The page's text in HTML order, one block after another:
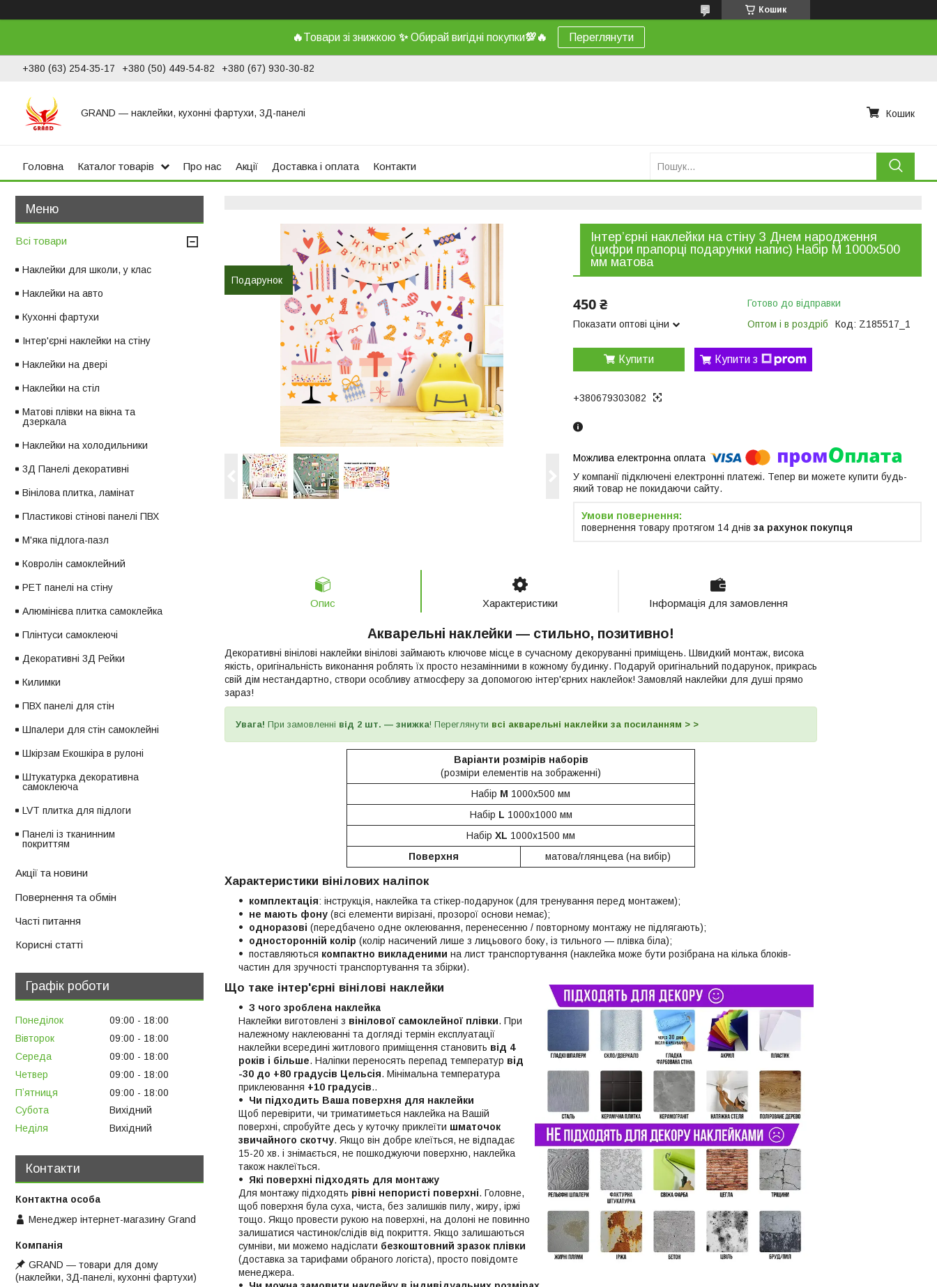
Кошик
🔥Товари зі знижкою ✨Обирай вигідні покупки💯🔥 Переглянути
+380 (63) 254-35-17 +380 (50) 449-54-82 +380 (67) 930-30-82
GRAND ― наклейки, кухонні фартухи, 3Д-панелі Кошик
Головна Каталог товарів Про нас Акції Доставка і оплата Контакти
Подарунок
Інтер’єрні наклейки на стіну З Днем народження
(цифри прапорці подарунки напис) Набір М 1000х500
мм матова
450 ₴
Показати оптові ціни
Готово до відправки
Оптом і в роздріб
Код: Z185517_1
Купити Купити з
+380679303082
У компанії підключені електронні платежі. Тепер ви можете купити будь-
який товар не покидаючи сайту.
повернення товару протягом 14 днів за рахунок покупця
Опис Характеристики Інформація для замовлення
Акварельні наклейки — стильно, позитивно!
Декоративні вінілові наклейки вінілові займають ключове місце в сучасному декоруванні приміщень. Швидкий монтаж, висока
якість, оригінальність виконання роблять їх просто незамінними в кожному будинку. Подаруй оригінальний подарунок, прикрась
свій дім нестандартно, створи особливу атмосферу за допомогою інтер'єрних наклейок! Замовляй наклейки для душі прямо
зараз!
Увага! При замовленні від 2 шт. — знижка! Переглянути всі акварельні наклейки за посиланням > >
Варіанти розмірів наборів
(розміри елементів на зображенні)
Набір М 1000х500 мм
Набір L 1000х1000 мм
Набір XL 1000x1500 мм
Поверхня
матова/глянцева (на вибір)
Характеристики вінілових наліпок
комплектація: інструкція, наклейка та стікер-подарунок (для тренування перед монтажем);
не мають фону (всі елементи вирізані, прозорої основи немає);
одноразові (передбачено одне оклеювання, перенесенню / повторному монтажу не підлягають);
односторонній колір (колір насичений лише з лицьового боку, із тильного — плівка біла);
поставляються компактно викладеними на лист транспортування (наклейка може бути розібрана на кілька блоків-
частин для зручності транспортування та збірки).
Що таке інтер'єрні вінілові наклейки
З чого зроблена наклейка
Наклейки виготовлені з вінілової самоклейної плівки. При
належному наклеюванні та догляді термін експлуатації
наклейки всередині житлового приміщення становить від 4
років і більше. Наліпки переносять перепад температур від
-30 до +80 градусів Цельсія. Мінімальна температура
приклеювання +10 градусів..
Чи підходить Ваша поверхня для наклейки
Щоб перевірити, чи триматиметься наклейка на Вашій
поверхні, спробуйте десь у куточку приклеїти шматочок
звичайного скотчу. Якщо він добре клеїться, не відпадає
15-20 хв. і знімається, не пошкоджуючи поверхню, наклейка
також наклеїться.
Які поверхні підходять для монтажу
Для монтажу підходять рівні непористі поверхні. Головне,
щоб поверхня була суха, чиста, без залишків пилу, жиру, іржі
тощо. Якщо провести рукою на поверхні, на долоні не повинно
залишатися частинок/слідів від покриття. Якщо залишаються
сумніви, ми можемо надіслати безкоштовний зразок плівки
(доставка за тарифами обраного логіста), просто повідомте
менеджера.
Всі товари
Наклейки для школи, у клас
Наклейки на авто
Кухонні фартухи
Інтер'єрні наклейки на стіну
Наклейки на двері
Наклейки на стіл
Матові плівки на вікна та
дзеркала
Наклейки на холодильники
3Д Панелі декоративні
Вінілова плитка, ламінат
Пластикові стінові панелі ПВХ
М'яка підлога-пазл
Ковролін самоклейний
PET панелі на стіну
Алюмінієва плитка самоклейка
Плінтуси самоклеючі
Декоративні 3Д Рейки
Килимки
ПВХ панелі для стін
Шпалери для стін самоклейні
Шкірзам Екошкіра в рулоні
Штукатурка декоративна
самоклеюча
LVT плитка для підлоги
Панелі із тканинним
покриттям
Акції та новини
Повернення та обмін
Часті питання
Корисні статті
Графік роботи
Понеділок 09:00
18:00
Вівторок
09:00
18:00
Середа
09:00
18:00
Четвер
09:00
18:00
Пʼятниця
09:00
18:00
Субота
Вихідний
Неділя
Вихідний
Контакти
Менеджер інтернет-магазину Grand
GRAND ― товари для дому
(наклейки, 3Д-панелі, кухонні фартухи)